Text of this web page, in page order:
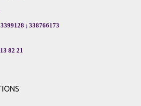
; 338766173
82 21